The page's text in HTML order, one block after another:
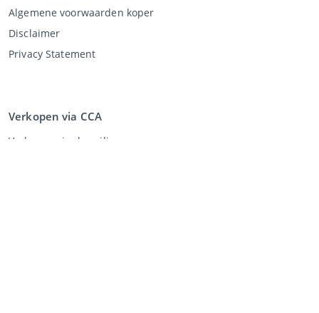
Algemene voorwaarden koper
Disclaimer
Privacy Statement
Verkopen via CCA
Verkopen via de veiling